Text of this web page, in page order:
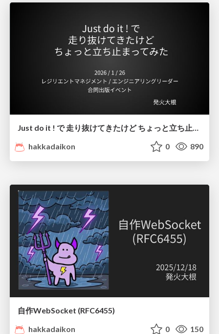
Just do it ! で 走り抜けてきたけど ちょっと立ち止まってみた
hakkadaikon
0 890
自作WebSocket (RFC6455)
hakkadaikon
0 150